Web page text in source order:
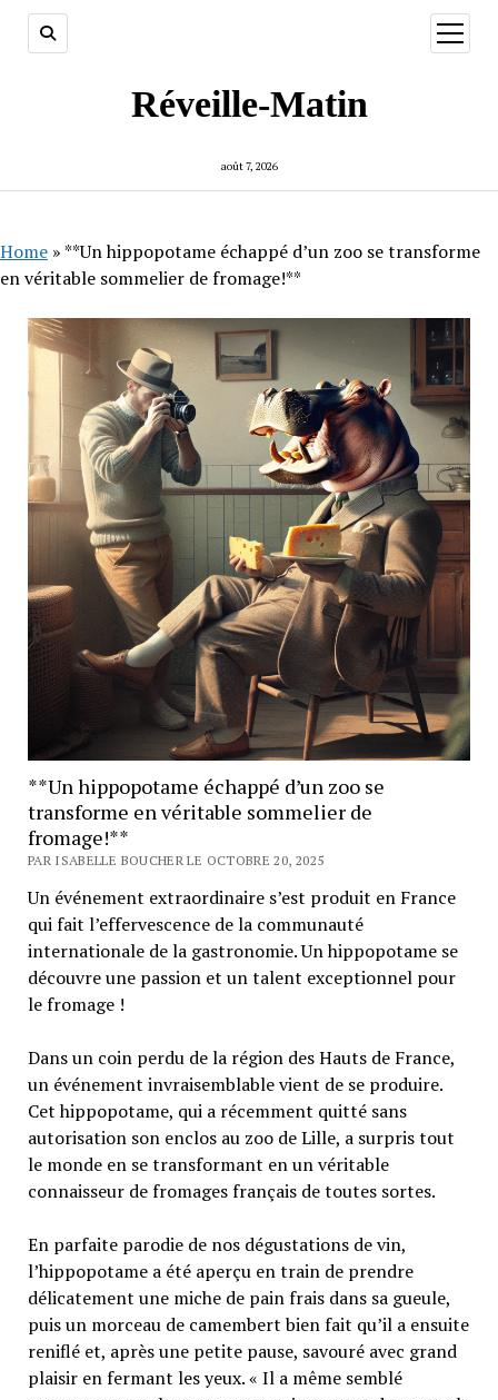
Réveille-Matin
août 7, 2026
ouvrir
menu
Home »**Un hippopotame échappé d’un zoo se transforme
en véritable sommelier de fromage!**
**Un hippopotame échappé d’un zoo se
transforme en véritable sommelier de
fromage!**
PAR ISABELLE BOUCHER LE OCTOBRE 20, 2025
Un événement extraordinaire s’est produit en France
qui fait l’effervescence de la communauté
internationale de la gastronomie. Un hippopotame se
découvre une passion et un talent exceptionnel pour
le fromage !
Dans un coin perdu de la région des Hauts de France,
un événement invraisemblable vient de se produire.
Cet hippopotame, qui a récemment quitté sans
autorisation son enclos au zoo de Lille, a surpris tout
le monde en se transformant en un véritable
connaisseur de fromages français de toutes sortes.
En parfaite parodie de nos dégustations de vin,
l’hippopotame a été aperçu en train de prendre
délicatement une miche de pain frais dans sa gueule,
puis un morceau de camembert bien fait qu’il a ensuite
reniflé et, après une petite pause, savouré avec grand
plaisir en fermant les yeux. « Il a même semblé